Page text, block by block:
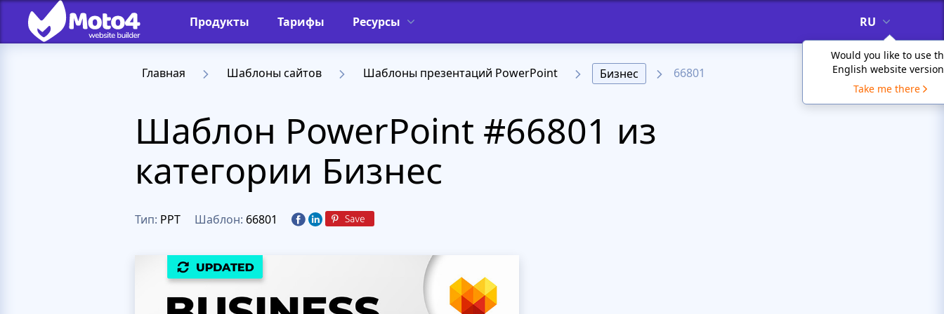
Продукты Тарифы Ресурсы RU
Would you like to use
English website
Take me there
Главная Шаблоны сайтов Шаблоны презентаций PowerPoint Бизнес 66801
Шаблон PowerPoint #66801 из
категории Бизнес
Тип: PPT Шаблон: 66801